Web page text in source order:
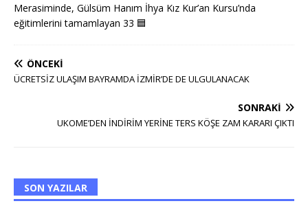
Merasiminde, Gülsüm Hanım İhya Kız Kur’an Kursu’nda
eğitimlerini tamamlayan 33 🟦
ÖNCEKI
ÜCRETSİZ ULAŞIM BAYRAMDA İZMİR’DE DE ULGULANACAK
SONRAKI
UKOME’DEN İNDİRİM YERİNE TERS KÖŞE ZAM KARARI ÇIKTI
SON YAZILAR